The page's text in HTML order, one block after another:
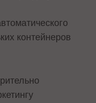
контейнеров